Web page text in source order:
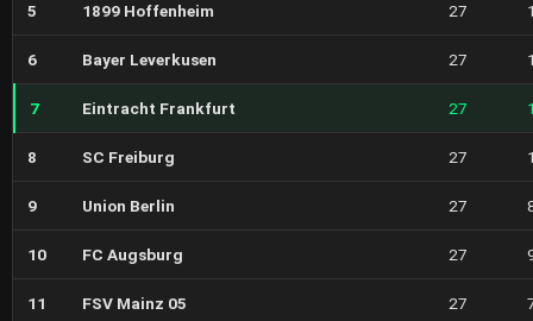
5 1899 Hoffenheim 27
6 Bayer Leverkusen 27
7 Eintracht Frankfurt 27
8 SC Freiburg 27
9 Union Berlin 27
10 FC Augsburg 27
11 FSV Mainz 05 27